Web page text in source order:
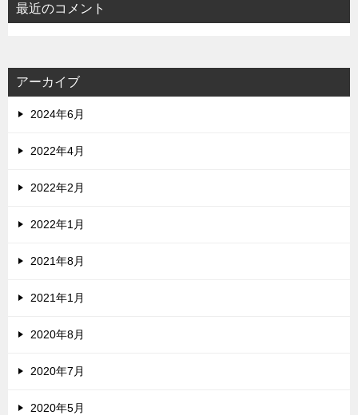
最近のコメント
アーカイブ
2024年6月
2022年4月
2022年2月
2022年1月
2021年8月
2021年1月
2020年8月
2020年7月
2020年5月